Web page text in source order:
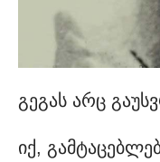
გეგას არც
იქ,